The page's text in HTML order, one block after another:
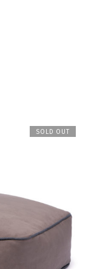
SOLD OUT